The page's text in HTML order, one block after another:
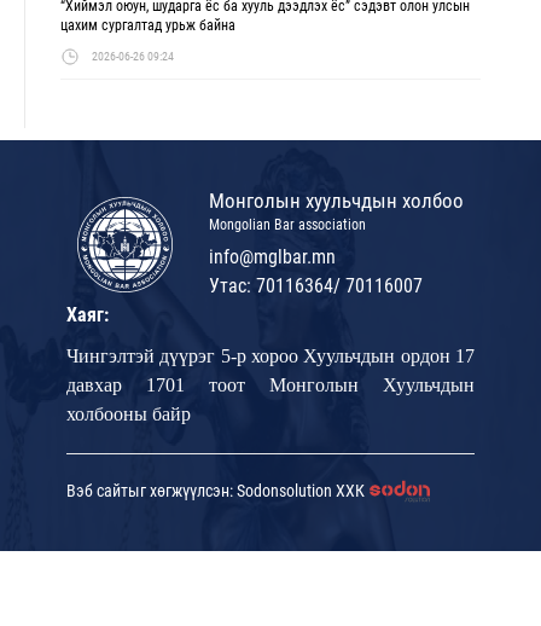
“Хиймэл оюун, шударга ёс ба хууль дээдлэх ёс” сэдэвт олон улсын
цахим сургалтад урьж байна
2026-06-26 09:24
Монголын хуульчдын холбоо
Mongolian Bar association
info@mglbar.mn
Утас: 70116364/ 70116007
Хаяг:
Чингэлтэй дүүрэг 5-р хороо Хуульчдын ордон 17
давхар 1701 тоот Монголын Хуульчдын
холбооны байр
Вэб сайтыг хөгжүүлсэн: Sodonsolution ХХК